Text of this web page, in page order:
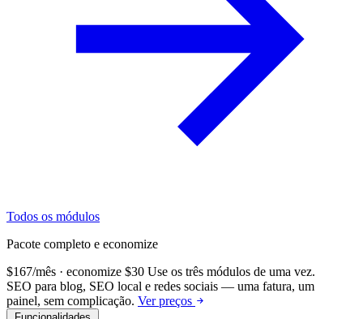
Todos os módulos
Pacote completo e economize
$167/mês · economize $30 Use os três módulos de uma vez.
SEO para blog, SEO local e redes sociais — uma fatura, um
painel, sem complicação. Ver preços